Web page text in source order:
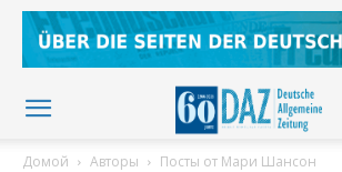
Домой Авторы Посты от Мари Шансон